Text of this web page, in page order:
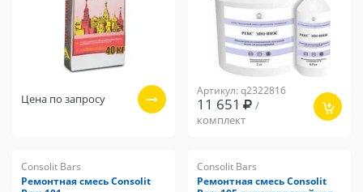
Цена по запросу
Артикул: q2322816
11 651 /
комплект
Consolit Bars
Ремонтная смесь Consolit
Consolit Bars
Ремонтная смесь Consolit